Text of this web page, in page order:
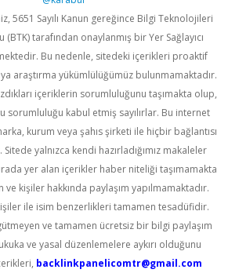
5651 Sayılı Kanun gereğince Bilgi Teknolojileri
tarafından onaylanmış bir Yer Sağlayıcı
Bu nedenle, sitedeki içerikleri proaktif
araştırma yükümlülüğümüz bulunmamaktadır.
içeriklerin sorumluluğunu taşımakta olup,
sorumluluğu kabul etmiş sayılırlar. Bu internet
kurum veya şahıs şirketi ile hiçbir bağlantısı
yalnızca kendi hazırladığımız makaleler
yer alan içerikler haber niteliği taşımamakta
kişiler hakkında paylaşım yapılmamaktadır.
ile isim benzerlikleri tamamen tesadüfidir.
ve tamamen ücretsiz bir bilgi paylaşım
ve yasal düzenlemelere aykırı olduğunu
backlinkpanelicomtr@gmail.com